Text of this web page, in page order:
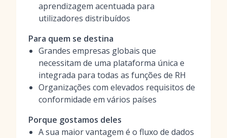
aprendizagem acentuada para
utilizadores distribuídos
Para quem se destina
Grandes empresas globais que
necessitam de uma plataforma única e
integrada para todas as funções de RH
Organizações com elevados requisitos de
conformidade em vários países
Porque gostamos deles
A sua maior vantagem é o fluxo de dados